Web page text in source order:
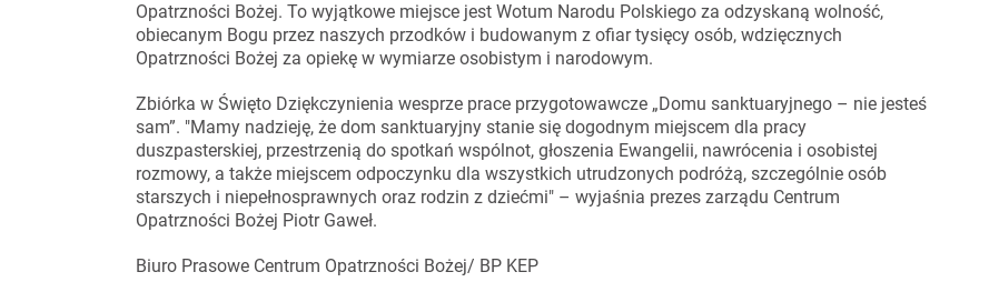
Opatrzności Bożej. To wyjątkowe miejsce jest Wotum Narodu Polskiego za odzyskaną wolność,
obiecanym Bogu przez naszych przodków i budowanym z ofiar tysięcy osób, wdzięcznych
Opatrzności Bożej za opiekę w wymiarze osobistym i narodowym.
Zbiórka w Święto Dziękczynienia wesprze prace przygotowawcze „Domu sanktuaryjnego – nie jesteś
sam”. "Mamy nadzieję, że dom sanktuaryjny stanie się dogodnym miejscem dla pracy
duszpasterskiej, przestrzenią do spotkań wspólnot, głoszenia Ewangelii, nawrócenia i osobistej
rozmowy, a także miejscem odpoczynku dla wszystkich utrudzonych podróżą, szczególnie osób
starszych i niepełnosprawnych oraz rodzin z dziećmi" – wyjaśnia prezes zarządu Centrum
Opatrzności Bożej Piotr Gaweł.
Biuro Prasowe Centrum Opatrzności Bożej/ BP KEP